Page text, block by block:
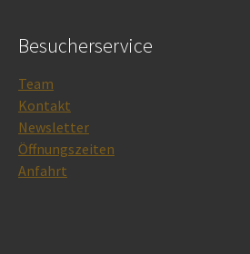
Besucherservice
Team
Kontakt
Newsletter
Öffnungszeiten
Anfahrt